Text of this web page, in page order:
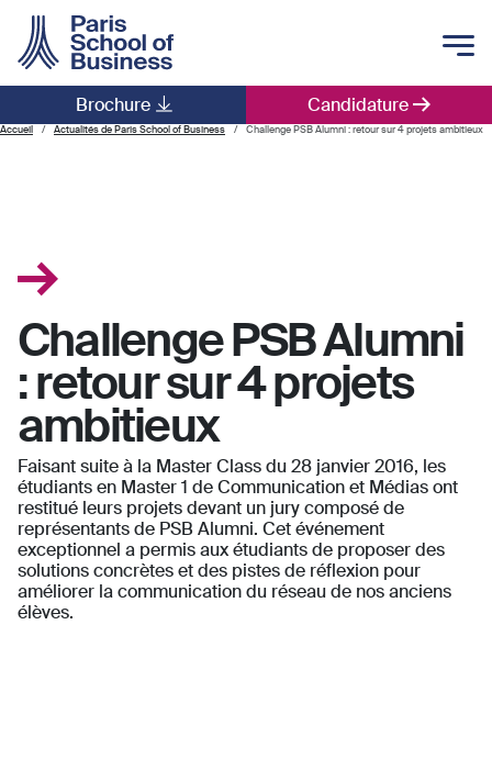
Candidature
Brochure
Main navigation
Accueil Actualités de Paris School of Business Challenge PSB Alumni : retour sur 4 projets ambitieux
Challenge PSB Alumni
: retour sur 4 projets
ambitieux
Faisant suite à la Master Class du 28 janvier 2016, les
étudiants en Master 1 de Communication et Médias ont
restitué leurs projets devant un jury composé de
représentants de PSB Alumni. Cet événement
exceptionnel a permis aux étudiants de proposer des
solutions concrètes et des pistes de réflexion pour
améliorer la communication du réseau de nos anciens
élèves.